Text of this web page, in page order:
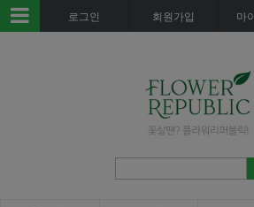
로그인 회원가입 마